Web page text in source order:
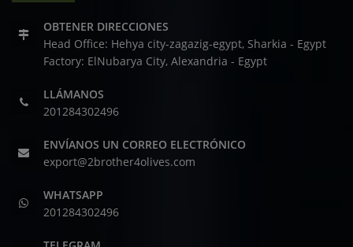
OBTENER DIRECCIONES
Head Office: Hehya city-zagazig-egypt, Sharkia - Egypt
Factory: ElNubarya City, Alexandria - Egypt
LLÁMANOS
201284302496
ENVÍANOS UN CORREO ELECTRÓNICO
export@2brother4olives.com
WHATSAPP
201284302496